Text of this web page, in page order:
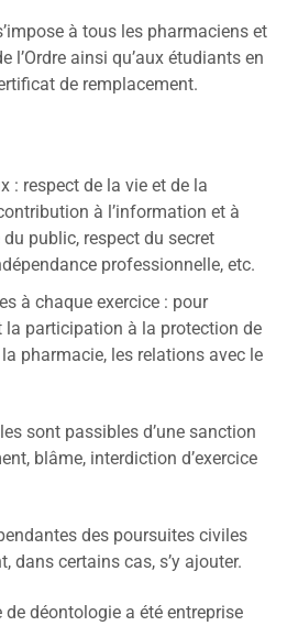
à tous les pharmaciens et
l’Ordre ainsi qu’aux étudiants en
de remplacement.
: respect de la vie et de la
à l’information et à
public, respect du secret
professionnelle, etc.
à chaque exercice : pour
la participation à la protection de
pharmacie, les relations avec le
sont passibles d’une sanction
blâme, interdiction d’exercice
des poursuites civiles
dans certains cas, s’y ajouter.
de déontologie a été entreprise